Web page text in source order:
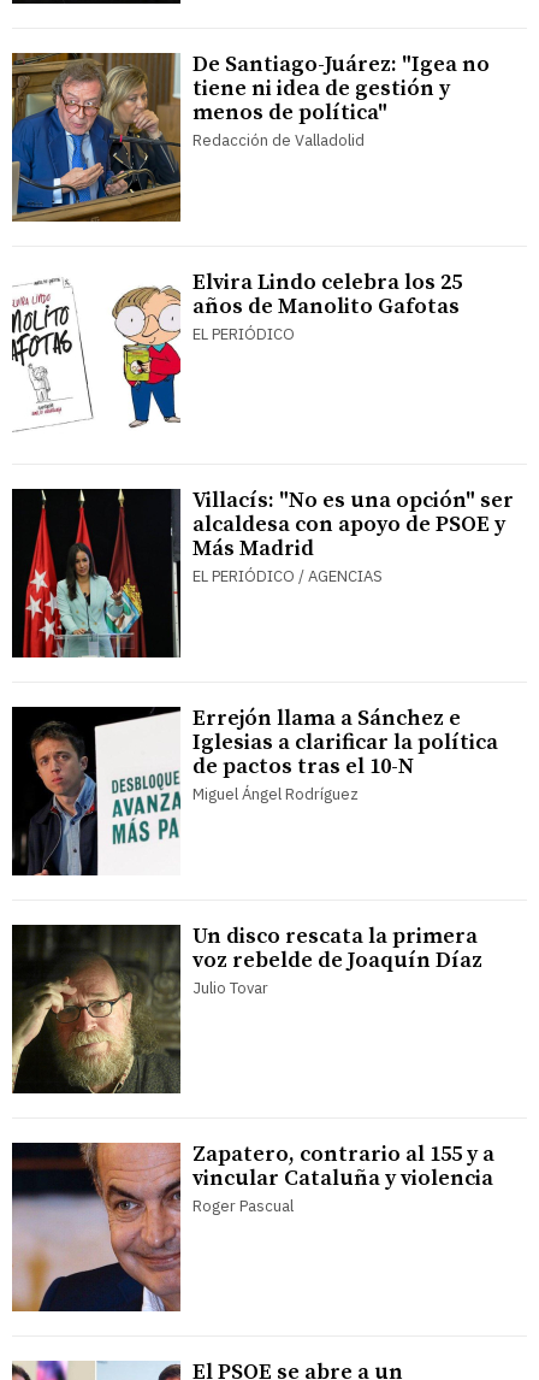
De Santiago-Juárez: "Igea no
tiene ni idea de gestión y
menos de política"
Redacción de Valladolid
Elvira Lindo celebra los 25
años de Manolito Gafotas
EL PERIÓDICO
Villacís: "No es una opción" ser
alcaldesa con apoyo de PSOE y
Más Madrid
EL PERIÓDICO / AGENCIAS
Errejón llama a Sánchez e
Iglesias a clarificar la política
de pactos tras el 10-N
Miguel Ángel Rodríguez
Un disco rescata la primera
voz rebelde de Joaquín Díaz
Julio Tovar
Zapatero, contrario al 155 y a
vincular Cataluña y violencia
Roger Pascual
El PSOE se abre a un